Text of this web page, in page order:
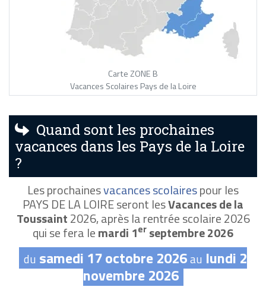
Carte ZONE B
Vacances Scolaires Pays de la Loire
Quand sont les prochaines
vacances dans les Pays de la Loire
?
Les prochainesvacances scolairespour les
PAYS DE LA LOIRE seront lesVacances de la
Toussaint2026, après la rentrée scolaire 2026
qui se fera lemardi 1er septembre 2026
du samedi 17 octobre 2026au lundi 2
novembre 2026